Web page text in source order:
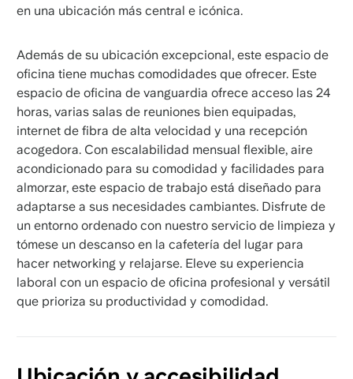
en una ubicación más central e icónica.
Además de su ubicación excepcional, este espacio de
oficina tiene muchas comodidades que ofrecer. Este
espacio de oficina de vanguardia ofrece acceso las 24
horas, varias salas de reuniones bien equipadas,
internet de fibra de alta velocidad y una recepción
acogedora. Con escalabilidad mensual flexible, aire
acondicionado para su comodidad y facilidades para
almorzar, este espacio de trabajo está diseñado para
adaptarse a sus necesidades cambiantes. Disfrute de
un entorno ordenado con nuestro servicio de limpieza y
tómese un descanso en la cafetería del lugar para
hacer networking y relajarse. Eleve su experiencia
laboral con un espacio de oficina profesional y versátil
que prioriza su productividad y comodidad.